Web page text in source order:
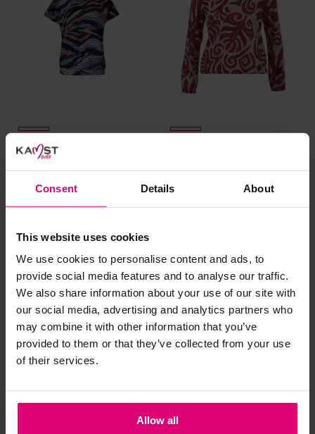
Consent Details About
This website uses cookies
We use cookies to personalise content and ads, to
provide social media features and to analyse our traffic.
We also share information about your use of our site with
our social media, advertising and analytics partners who
may combine it with other information that you’ve
provided to them or that they’ve collected from your use
of their services.
Allow all
Roberto Sarto
Blouson print
Enjoy
Blouson ronde V-hals
- 50%